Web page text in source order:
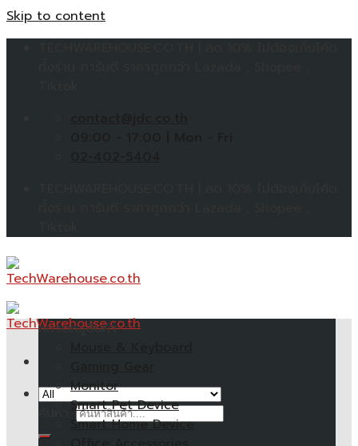
Skip to content
หมวดหมู่สินค้า
Monitor
Smart Pet Device
Smart Home Device